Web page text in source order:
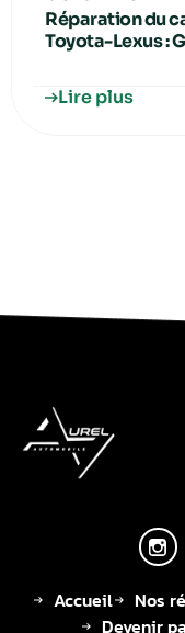
Réparation du
Toyota-Lexus :
Lire plus
Accueil Nos
Devenir